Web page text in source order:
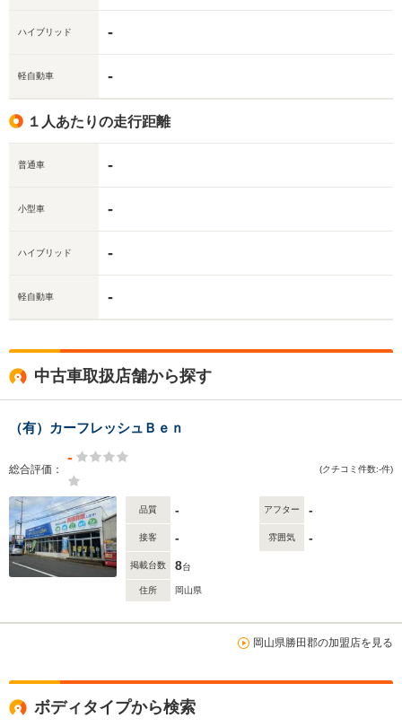
ハイブリッド -
軽自動車 -
１人あたりの走行距離
普通車 -
小型車 -
ハイブリッド -
軽自動車 -
中古車取扱店舗から探す
（有）カーフレッシュＢｅｎ
総合評価：
-
(クチコミ件数:-件)
品質 - アフター -
接客 - 雰囲気 -
掲載台数 8台
住所 岡山県
岡山県勝田郡の加盟店を見る
ボディタイプから検索